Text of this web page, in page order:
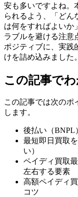
安も多いですよね。
られるよう、「どん
は何をすればよいか
ラブルを避ける注意
ポジティブに、実践
けを詰め込みました。
この記事で
この記事では次のポ
します。
後払い（BNPL
最短即日買取
い）
ペイディ買取
左右する要素
高額ペイディ
コツ